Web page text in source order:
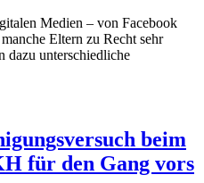
Medien – von Facebook
Eltern zu Recht sehr
dazu unterschiedliche
beim
für den Gang vors